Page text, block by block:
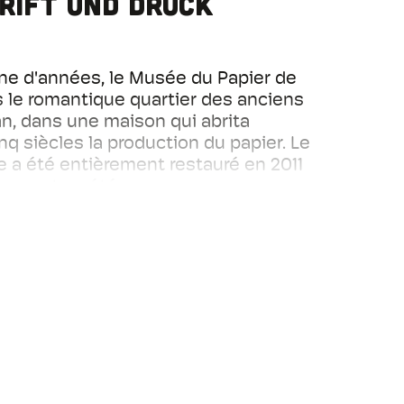
d'années, le Musée du Papier de
le romantique quartier des anciens
dans une maison qui abrita
siècles la production du papier. Le
été entièrement restauré en 2011
- maintenant vous pouvez tout
à Papier de Bâle illustrent le